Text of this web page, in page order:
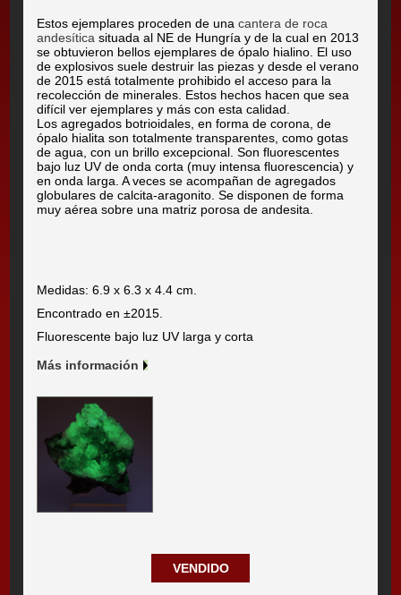
Estos ejemplares proceden de unacantera de roca
andesítica situada al NE de Hungría y de la cual en 2013
se obtuvieron bellos ejemplares de ópalo hialino. El uso
de explosivos suele destruir las piezas y desde el verano
de 2015 está totalmente prohibido el acceso para la
recolección de minerales. Estos hechos hacen que sea
difícil ver ejemplares y más con esta calidad.
Los agregados botrioidales, en forma de corona, de
ópalo hialita son totalmente transparentes, como gotas
de agua, con un brillo excepcional. Son fluorescentes
bajo luz UV de onda corta (muy intensa fluorescencia) y
en onda larga. A veces se acompañan de agregados
globulares de calcita-aragonito. Se disponen de forma
muy aérea sobre una matriz porosa de andesita.
Medidas: 6.9 x 6.3 x 4.4 cm.
Encontrado en ±2015.
Fluorescente bajo luz UV larga y corta
Más información
VENDIDO